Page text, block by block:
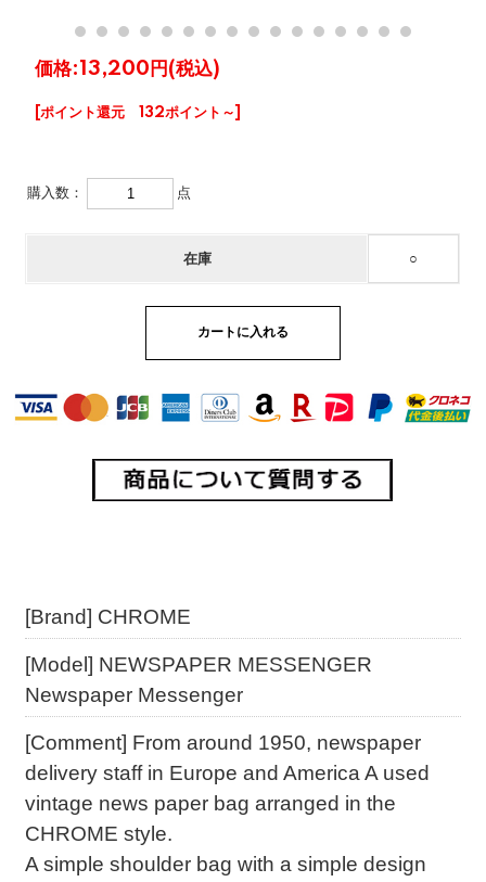
価格:13,200円 (税込)
[ポイント還元 132ポイント～]
購入数： 点
在庫 ○
[Brand] CHROME
[Model] NEWSPAPER MESSENGER
Newspaper Messenger
[Comment] From around 1950, newspaper
delivery staff in Europe and America A used
vintage news paper bag arranged in the
CHROME style.
A simple shoulder bag with a simple design